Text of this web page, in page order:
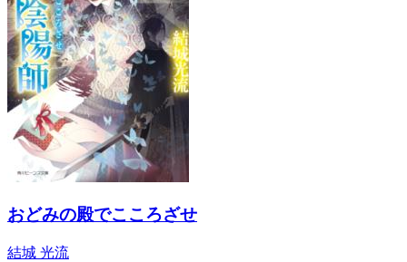
おどみの殿でこころざせ
結城 光流